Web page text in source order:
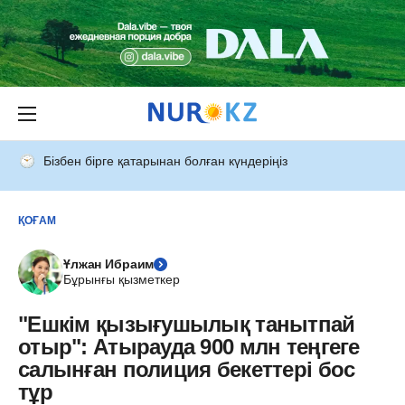
Бізбен бірге қатарынан болған күндеріңіз
ҚОҒАМ
Ұлжан Ибраим
Бұрынғы қызметкер
"Ешкім қызығушылық танытпай
отыр": Атырауда 900 млн теңгеге
салынған полиция бекеттері бос
тұр